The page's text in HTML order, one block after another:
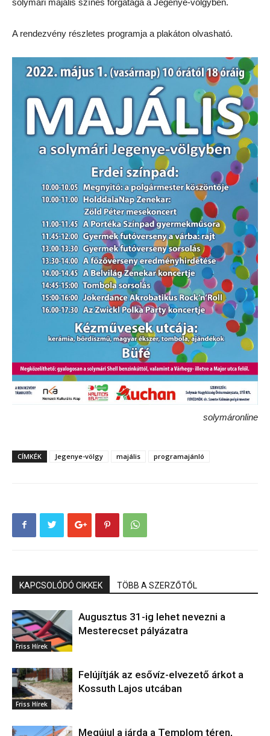
solymári majális színes forgataga a Jegenye-völgyben.
A rendezvény részletes programja a plakáton olvasható.
solymáronline
CÍMKÉK Jegenye-völgy majális programajánló
KAPCSOLÓDÓ CIKKEK TÖBB A SZERZŐTŐL
Friss Hírek
Augusztus 31-ig lehet nevezni a
Mesterecset pályázatra
Friss Hírek
Felújítják az esővíz-elvezető árkot a
Kossuth Lajos utcában
Megújul a járda a Templom téren,